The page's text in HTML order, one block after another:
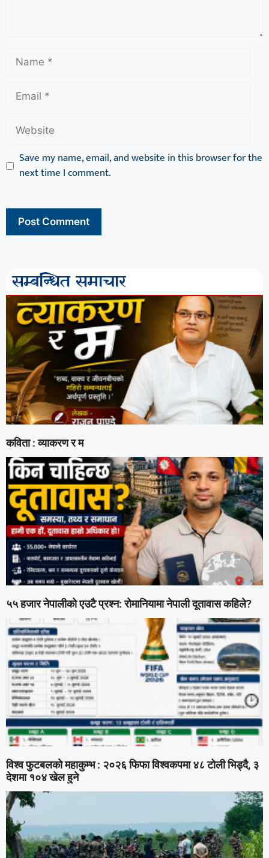
Save my name, email, and website in this browser for the
next time I comment.
सम्बन्धित समाचार
कविता : व्याकरण र म
५५ हजार नेपालीको एउटै प्रश्न: रोमानियामा नेपाली दूतावास कहिले?
विश्व फुटबलको महाकुम्भ : २०२६ फिफा विश्वकपमा ४८ टोली भिड्दै, ३
देशमा १०४ खेल हुने